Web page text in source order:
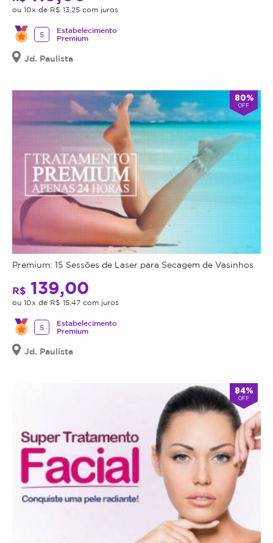
ou 10x de R$ 13,25 com juros
5
Estabelecimento
Premium
Jd. Paulista
80%
OFF
Premium: 15 Sessões de Laser para Secagem de Vasinhos
R$ 139,00
ou 10x de R$ 15,47 com juros
5
Estabelecimento
Premium
Jd. Paulista
84%
OFF